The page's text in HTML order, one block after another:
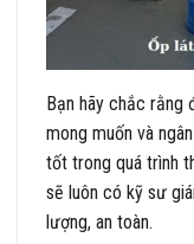
Bạn hãy chắc rằng
mong muốn và
tốt trong quá trình
sẽ luôn có kỹ sư
lượng, an toàn.